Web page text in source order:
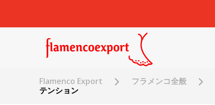
Flamenco Export フラメンコ全般
テンション